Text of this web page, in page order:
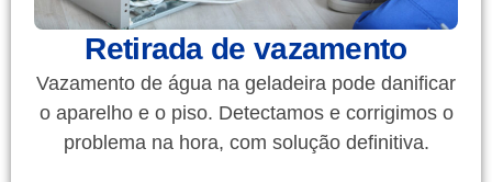
Retirada de vazamento
Vazamento de água na geladeira pode danificar
o aparelho e o piso. Detectamos e corrigimos o
problema na hora, com solução definitiva.